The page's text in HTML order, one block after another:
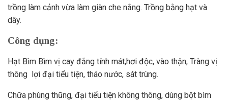
trồng làm cảnh vừa làm giàn che nắng. Trồng bằng hạt và
dây.
Công dụng:
Hạt Bìm Bìm vị cay đắng tính mát,hơi độc, vào thận, Tràng vị
thông lợi đại tiểu tiện, tháo nước, sát trùng.
Chữa phùng thũng, đại tiểu tiện không thông, dùng bột bìm